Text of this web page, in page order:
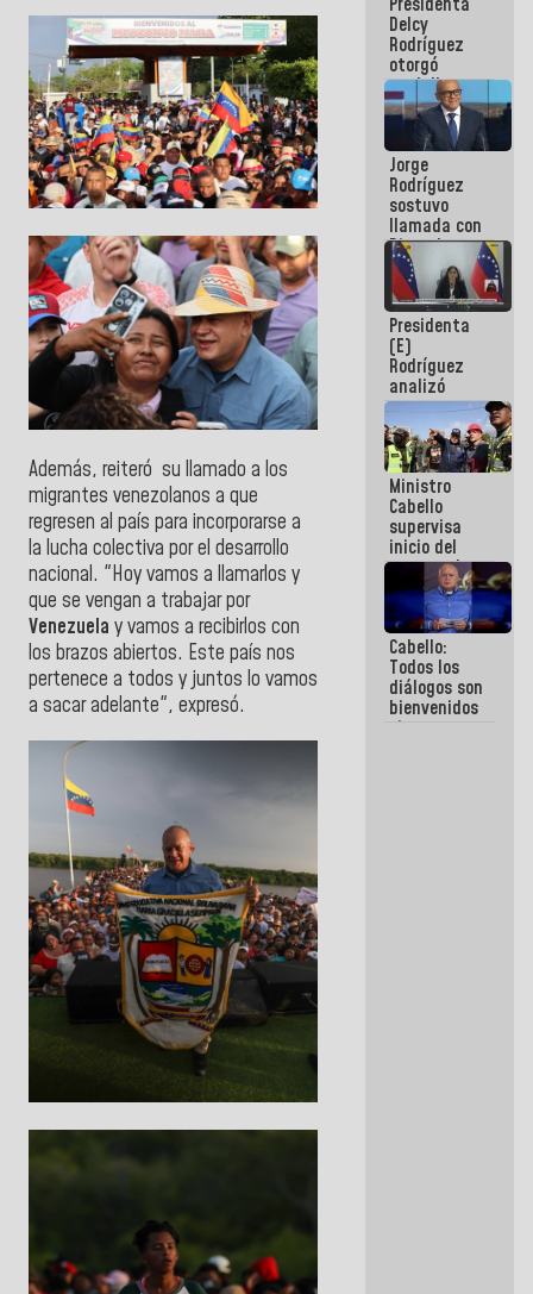
Además, reiteró su llamado a los
migrantes venezolanos a que
regresen al país para incorporarse a
la lucha colectiva por el desarrollo
nacional. "Hoy vamos a llamarlos y
que se vengan a trabajar por
Venezuela y vamos a recibirlos con
los brazos abiertos. Este país nos
pertenece a todos y juntos lo vamos
a sacar adelante", expresó.
abordar
planes de
acción
Delcy
Rodríguez
otorgó
medalla
"Héroe de
Venezuela"
a servidores
públicos
Jorge
Rodríguez
sostuvo
llamada con
Dinorah
Figuera y
acuerdan
primer
encuentro
presencial
para el
diálogo
Presidenta
(E)
Rodríguez
analizó
junto a
gobernadores
planes de
recuperación
del Sistema
Eléctrico
Nacional
Ministro
Cabello
supervisa
inicio del
proceso de
demolición
de
edificaciones
declaradas
en riesgo en
La Guaira
(+Fotos)
Cabello:
Todos los
diálogos son
bienvenidos
siempre que